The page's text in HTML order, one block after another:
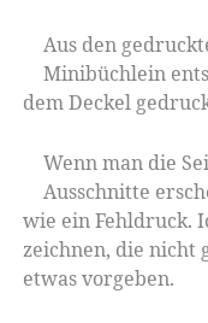
Aus den
Minibüchlein
dem Deckel
Wenn man die
Ausschnitte
wie ein Fehldruck.
zeichnen, die nicht
etwas vorgeben.